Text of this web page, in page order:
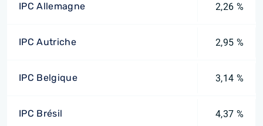
IPC Allemagne 2,26 %
IPC Autriche 2,95 %
IPC Belgique 3,14 %
IPC Brésil 4,37 %